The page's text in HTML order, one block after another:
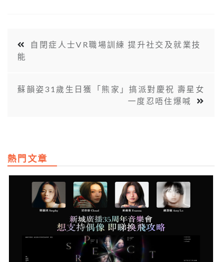
自閉症人士VR職場訓練 提升社交及就業技
能
蘇韻姿31歲生日獲「熊家」搞派對慶祝 壽星女
一度忍唔住爆喊
熱門文章